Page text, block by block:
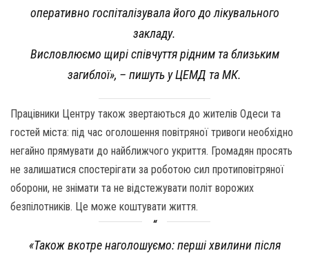
оперативно госпіталізувала його до лікувального
закладу.
Висловлюємо щирі співчуття рідним та близьким
загиблої», – пишуть у ЦЕМД та МК.
Працівники Центру також звертаються до жителів Одеси та
гостей міста: під час оголошення повітряної тривоги необхідно
негайно прямувати до найближчого укриття. Громадян просять
не залишатися спостерігати за роботою сил протиповітряної
оборони, не знімати та не відстежувати політ ворожих
безпілотників. Це може коштувати життя.
«Також вкотре наголошуємо: перші хвилини після